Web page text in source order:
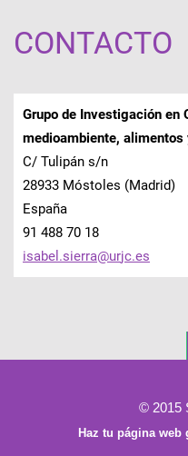
CONTACTO
Grupo de Investigación en
medioambiente, alimentos
C/ Tulipán s/n
28933 Móstoles (Madrid)
España
91 488 70 18
isabel.sierra@urjc.es
© 2015
Haz tu página web